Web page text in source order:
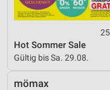
Hot Sommer Sale
Gültig bis Sa. 29.08.
mömax
Notwendig
Funktional
Werbung